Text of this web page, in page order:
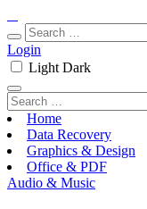
Login
Light Dark
Home
Data Recovery
Graphics & Design
Office & PDF
Audio & Music